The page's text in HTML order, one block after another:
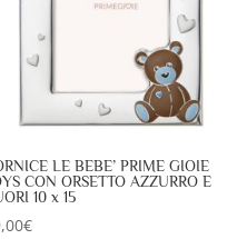
LE BEBE’ PRIME GIOIE
CON ORSETTO AZZURRO E
10 x 15
€